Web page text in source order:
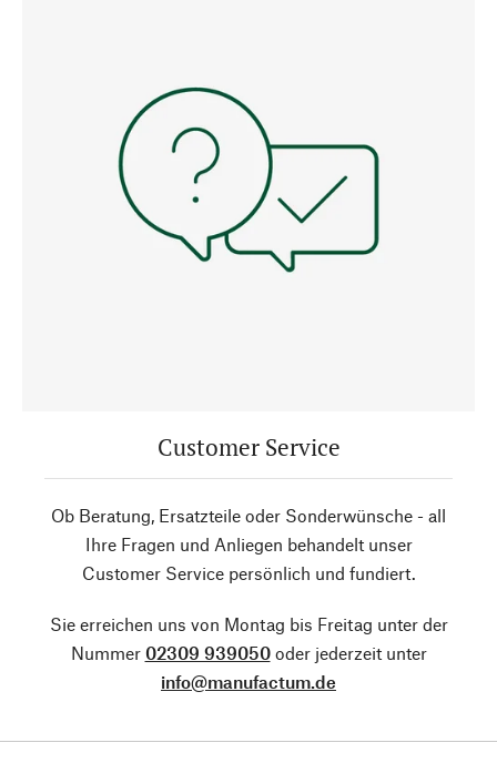
Customer Service
Ob Beratung, Ersatzteile oder Sonderwünsche - all
Ihre Fragen und Anliegen behandelt unser
Customer Service persönlich und fundiert.
Sie erreichen uns von Montag bis Freitag unter der
Nummer 02309 939050oder jederzeit unter
info@manufactum.de